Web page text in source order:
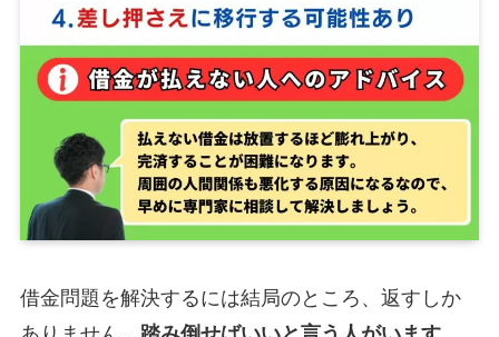
借金問題を解決するには結局のところ、返すしか